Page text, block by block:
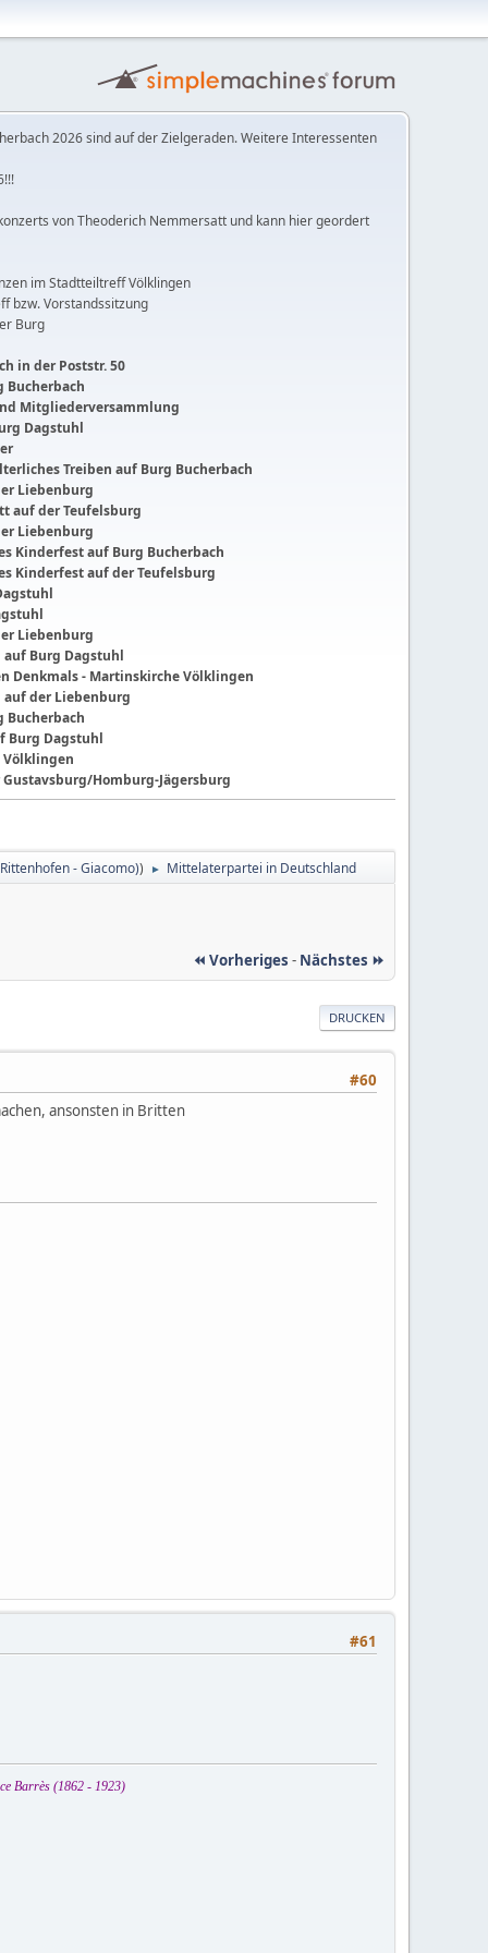
2026 sind auf der Zielgeraden. Weitere Interessenten
von Theoderich Nemmersatt und kann hier geordert
im Stadtteiltreff Völklingen
bzw. Vorstandssitzung
Burg
in der Poststr. 50
Bucherbach
Mitgliederversammlung
Dagstuhl
Treiben auf Burg Bucherbach
Liebenburg
auf der Teufelsburg
Liebenburg
Kinderfest auf Burg Bucherbach
Kinderfest auf der Teufelsburg
Liebenburg
Burg Dagstuhl
Denkmals - Martinskirche Völklingen
auf der Liebenburg
Bucherbach
Burg Dagstuhl
Völklingen
Homburg-Jägersburg
- Giacomo)) ► Mittelaterpartei in Deutschland
⏪ Vorheriges - Nächstes ⏩
DRUCKEN
#60
ansonsten in Britten
#61
Barrès (1862 - 1923)